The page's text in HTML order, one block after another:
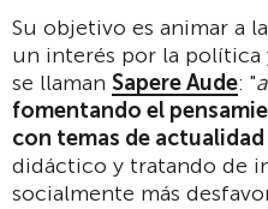
Su objetivo es animar a
un interés por la política
se llaman Sapere Aude: "
fomentando el
con temas de actualidad
didáctico y tratando de
socialmente más